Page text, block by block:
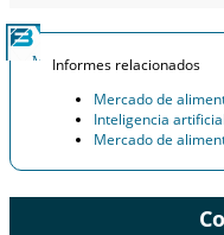
Informes relacionados
Mercado de
Inteligencia
Mercado de